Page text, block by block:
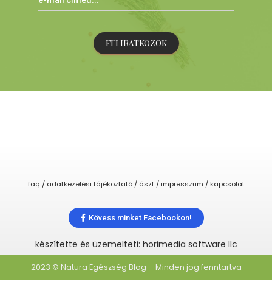
FELIRATKOZOK
faq / adatkezelési tájékoztató / ászf / impresszum / kapcsolat
Kövess minket Facebookon!
készítette és üzemelteti: horimedia software llc
2023 © Natura Egészség Blog – Minden jog fenntartva